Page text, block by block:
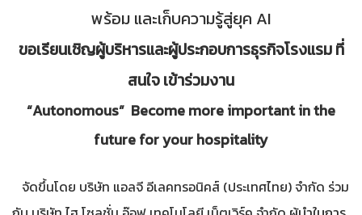
พร้อม และเก็บความรู้สู่ยุค AI
ขอเรียนเชิญผู้บริหารและผู้ประกอบการธุรกิจโรงแรม ที่
สนใจ เข้าร่วมงาน
“Autonomous” Become more important in the
future for your hospitality
จัดขึ้นโดย บริษัท แอลจี อีเลคทรอนิคส์ (ประเทศไทย) จำกัด ร่วม